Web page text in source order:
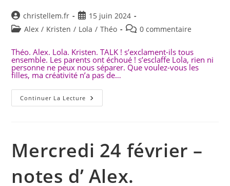
Auteur/autrice
de
publication :
christellem.fr
Publication
publiée :
15 juin 2024
PostAlex / Kristen / Lola / Théo
Commentaires
la
publication :
0 commentaire
Théo. Alex. Lola. Kristen. TALK ! s’exclament-ils tous
ensemble. Les parents ont échoué ! s’esclaffe Lola, rien ni
personne ne peux nous séparer. Que voulez-vous les
filles, ma créativité n’a pas de…
Continuer La Lecture Lundi
8 Mars
Des
TALK
Mercredi 24 février –
notes d’ Alex.